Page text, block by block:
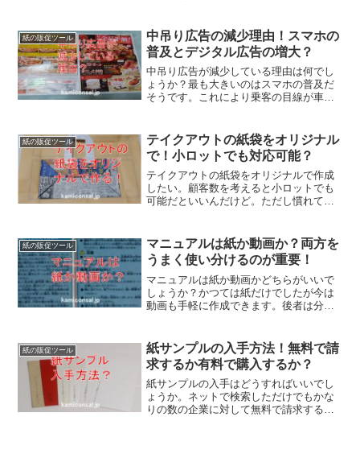
スを扱う場合、使う紙でイメージが大き
く変わるので注意が必要でしょう。
紙の販促ツール
中吊り広告の減少理由！スマホの
普及とデジタル広告の増大？
中吊り広告が減少している理由は何でし
ょうか？最も大きいのはスマホの普及だ
そうです。これにより乗客の目線が車内
タル広告もその要因。中吊り広告が減少
するのは時代の流れなのでしょう。
紙の販促ツール
テイクアウトの紙袋をオリジナル
で！小ロットでも対応可能？
テイクアウトの紙袋をオリジナルで作成
したい。顧客数を考えると小ロットでも
可能だといいんだけど。ただし慣れてい
ります。テイクアウトの紙袋をオリジナ
ルで作れば良い宣伝になりますよ！
紙の販促ツール
マニュアルは紙か動画か？両方を
うまく使い分けるのが重要！
マニュアルは紙か動画かどちらがいいで
しょうか？かつては紙だけでしたが今は
動画も手軽に作成できます。後者は分か
ュアルは紙か動画のどちらかに絞るので
はなく両方を使いこなすべきです。
紙の販促ツール
紙サンプルの入手方法！無料で請
求するか有料で購入するか？
紙サンプルの入手はどうすればいいでし
ょうか。ネットで検索しただけでもかな
りの数の企業に対して無料で請求するこ